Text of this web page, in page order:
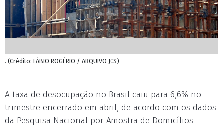
. (Crédito: FÁBIO ROGÉRIO / ARQUIVO JCS)
A taxa de desocupação no Brasil caiu para 6,6% no
trimestre encerrado em abril, de acordo com os dados
da Pesquisa Nacional por Amostra de Domicílios